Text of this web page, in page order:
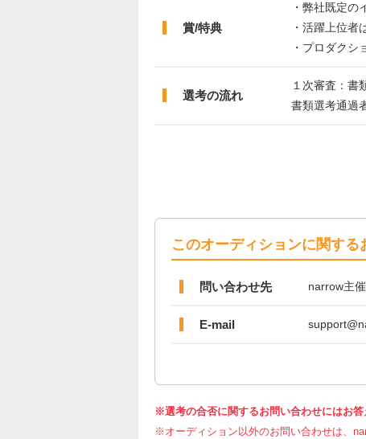
賞/特典
・弊社既定
・活躍上位
・プロダクシ
選考の流れ
１次審査：書
書類選考通過
このオーディションに関する
問い合わせ先 narrow主
E-mail
※選考の合否に関するお問い合わせにはお答
※オーディション以外のお問い合わせは、